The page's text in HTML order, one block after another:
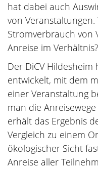
hat dabei auch
von
Stromverbrauch von
Anreise im Verhältnis?
Der DiCV Hildesheim
entwickelt, mit dem
einer Veranstaltung
man die
erhält das Ergebnis
Vergleich zu einem
ökologischer Sicht
Anreise aller